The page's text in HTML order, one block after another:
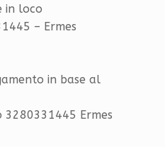
in loco
– Ermes
in base al
3280331445 Ermes